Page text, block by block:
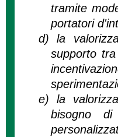
tramite
portatori
d)la
supporto
e)la
bisogno di